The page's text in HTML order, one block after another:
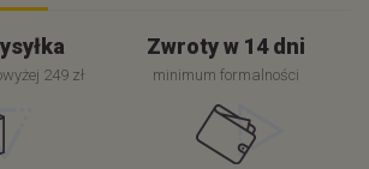
249 zł
Zwroty w 14 dni
minimum formalności